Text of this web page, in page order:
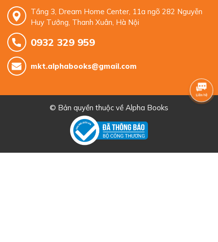
Tầng 3, Dream Home Center, 11a ngõ 282 Nguyễn
Huy Tưởng, Thanh Xuân, Hà Nội
0932 329 959
mkt.alphabooks@gmail.com
© Bản quyền thuộc về Alpha Books